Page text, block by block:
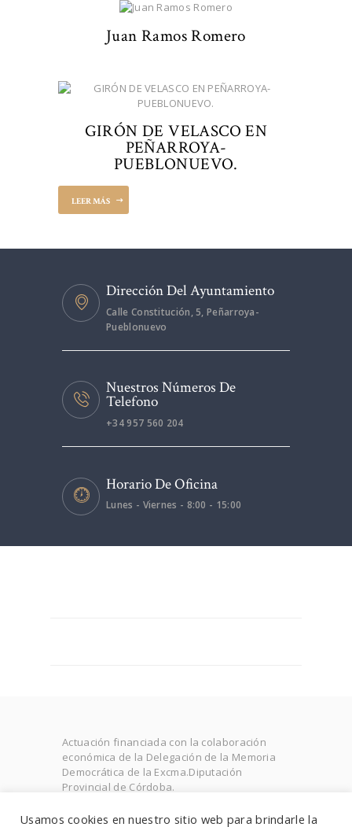
Juan Ramos Romero
GIRÓN DE VELASCO EN
PEÑARROYA-
PUEBLONUEVO.
LEER MÁS
Dirección Del Ayuntamiento
Calle Constitución, 5, Peñarroya-
Pueblonuevo
Nuestros Números De
Telefono
+34 957 560 204
Horario De Oficina
Lunes - Viernes - 8:00 - 15:00
Actuación financiada con la colaboración
económica de la Delegación de la Memoria
Democrática de la Excma.Diputación
Provincial de Córdoba.
Usamos cookies en nuestro sitio web para brindarle la